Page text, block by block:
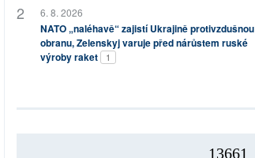
6. 8. 2026
NATO „naléhavě“ zajistí Ukrajině protivzdušnou
obranu, Zelenskyj varuje před nárůstem ruské
výroby raket
1
13661